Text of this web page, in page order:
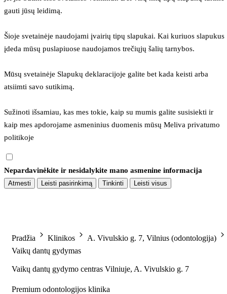
gauti jūsų leidimą.
Šioje svetainėje naudojami įvairių tipų slapukai. Kai kuriuos slapukus
įdeda mūsų puslapiuose naudojamos trečiųjų šalių tarnybos.
Mūsų svetainėje Slapukų deklaracijoje galite bet kada keisti arba
atsiimti savo sutikimą.
Sužinoti išsamiau, kas mes tokie, kaip su mumis galite susisiekti ir
kaip mes apdorojame asmeninius duomenis mūsų Meliva privatumo
politikoje
Nepardavinėkite ir nesidalykite mano asmenine informacija
Atmesti Leisti pasirinkimą Tinkinti Leisti visus
Pradžia Klinikos
A. Vivulskio g. 7, Vilnius (odontologija)
Vaikų dantų gydymas
Vaikų dantų gydymo centras Vilniuje, A. Vivulskio g. 7
Premium odontologijos klinika